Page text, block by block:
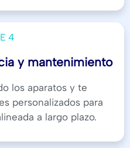
4
y mantenimiento
los aparatos y te
personalizados para
a largo plazo.